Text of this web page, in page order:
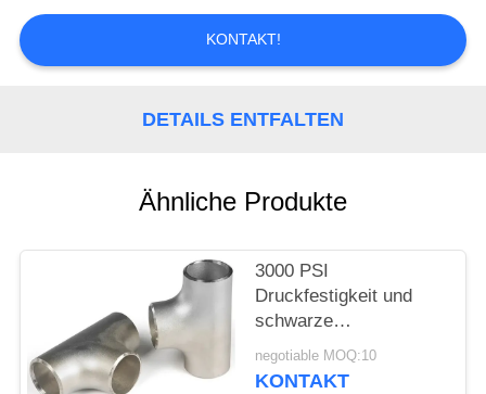
IN
VERBINDUNG
NACHRICHTEN
FORDERN
EIN
SITEMAP
KONTAKT!
DETAILS ENTFALTEN
Ähnliche Produkte
3000 PSI
Druckfestigkeit und
schwarze
Beschichtung für
Hochdruckanwendungen
negotiable MOQ:10
KONTAKT